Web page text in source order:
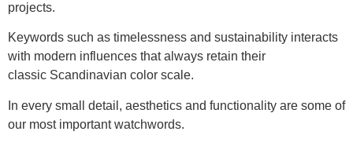
projects.
Keywords such as timelessness and sustainability interacts
with modern influences that always retain their
classic Scandinavian color scale.
In every small detail, aesthetics and functionality are some of
our most important watchwords.